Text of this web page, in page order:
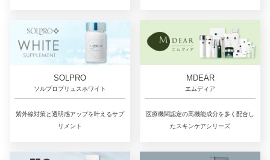
SOLPRO
ソルプロプリュスホワイト
紫外線対策と透明感アップを叶えるサプ
リメント
MDEAR
エムディア
医療機関認定の高機能成分を多く配合し
たスキンケアシリーズ